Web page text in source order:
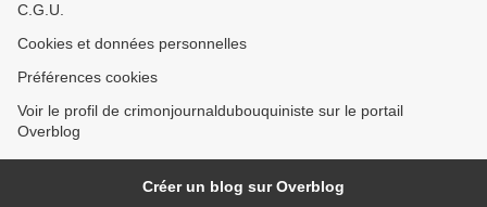
C.G.U.
Cookies et données personnelles
Préférences cookies
Voir le profil de crimonjournaldubouquiniste sur le portail
Overblog
Créer un blog sur Overblog